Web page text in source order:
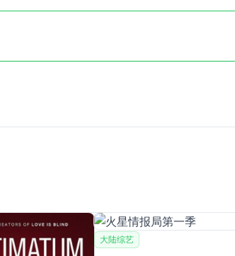
大陆综艺